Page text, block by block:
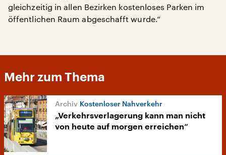
gleichzeitig in allen Bezirken kostenloses Parken im
öffentlichen Raum abgeschafft wurde.“
Mehr zum Thema
Kostenloser Nahverkehr
„Verkehrsverlagerung kann man nicht
von heute auf morgen erreichen“